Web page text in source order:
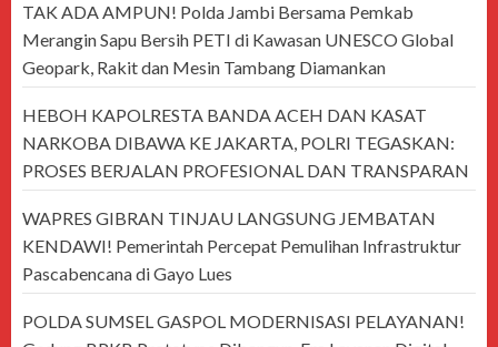
TAK ADA AMPUN! Polda Jambi Bersama Pemkab
Merangin Sapu Bersih PETI di Kawasan UNESCO Global
Geopark, Rakit dan Mesin Tambang Diamankan
HEBOH KAPOLRESTA BANDA ACEH DAN KASAT
NARKOBA DIBAWA KE JAKARTA, POLRI TEGASKAN:
PROSES BERJALAN PROFESIONAL DAN TRANSPARAN
WAPRES GIBRAN TINJAU LANGSUNG JEMBATAN
KENDAWI! Pemerintah Percepat Pemulihan Infrastruktur
Pascabencana di Gayo Lues
POLDA SUMSEL GASPOL MODERNISASI PELAYANAN!